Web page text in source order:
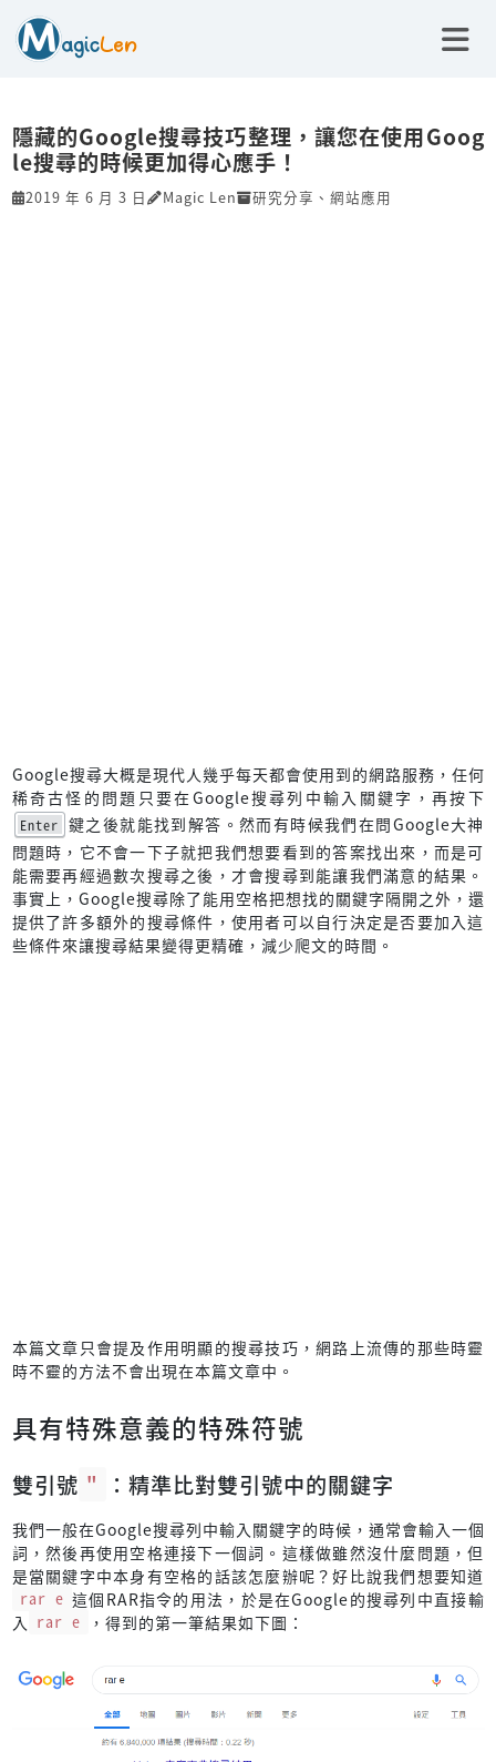
隱藏的Google搜尋技巧整理，讓您在使用Goog
le搜尋的時候更加得心應手！
2019 年 6 月 3 日 Magic Len 研究分享 、 網站應用
Google搜尋大概是現代人幾乎每天都會使用到的網路服務，任何
稀奇古怪的問題只要在Google搜尋列中輸入關鍵字，再按下
Enter 鍵之後就能找到解答。然而有時候我們在問Google大神
問題時，它不會一下子就把我們想要看到的答案找出來，而是可
能需要再經過數次搜尋之後，才會搜尋到能讓我們滿意的結果。
事實上，Google搜尋除了能用空格把想找的關鍵字隔開之外，還
提供了許多額外的搜尋條件，使用者可以自行決定是否要加入這
些條件來讓搜尋結果變得更精確，減少爬文的時間。
本篇文章只會提及作用明顯的搜尋技巧，網路上流傳的那些時靈
時不靈的方法不會出現在本篇文章中。
具有特殊意義的特殊符號
雙引號 " ：精準比對雙引號中的關鍵字
我們一般在Google搜尋列中輸入關鍵字的時候，通常會輸入一個
詞，然後再使用空格連接下一個詞。這樣做雖然沒什麼問題，但
是當關鍵字中本身有空格的話該怎麼辦呢？好比說我們想要知道
rar e 這個RAR指令的用法，於是在Google的搜尋列中直接輸
入 rar e ，得到的第一筆結果如下圖：